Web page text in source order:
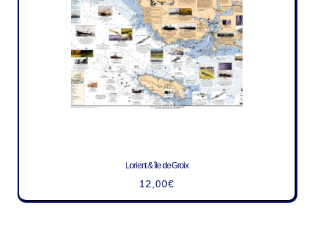
Lorient & île de Groix
12,00€